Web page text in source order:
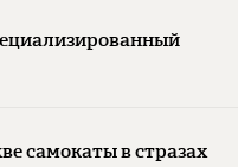
самокаты в стразах